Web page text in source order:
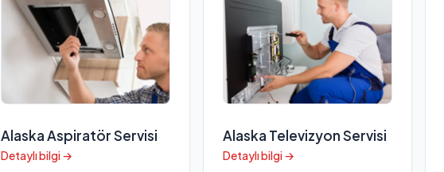
Alaska Aspiratör Servisi
Detaylı bilgi →
Alaska Televizyon Servisi
Detaylı bilgi →